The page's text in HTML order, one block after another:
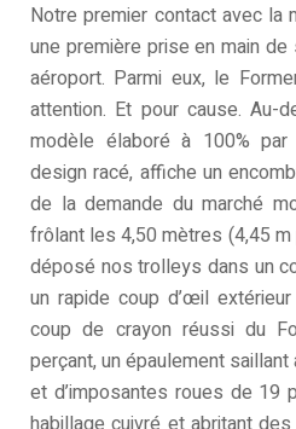
Notre premier contact avec la
une première prise en main
aéroport. Parmi eux, le
attention. Et pour cause. Au-
modèle élaboré à 100%
design racé, affiche un
de la demande du marché
frôlant les 4,50 mètres (4,45
déposé nos trolleys dans un
un rapide coup d’œil
coup de crayon réussi du
perçant, un épaulement
et d’imposantes roues de 19